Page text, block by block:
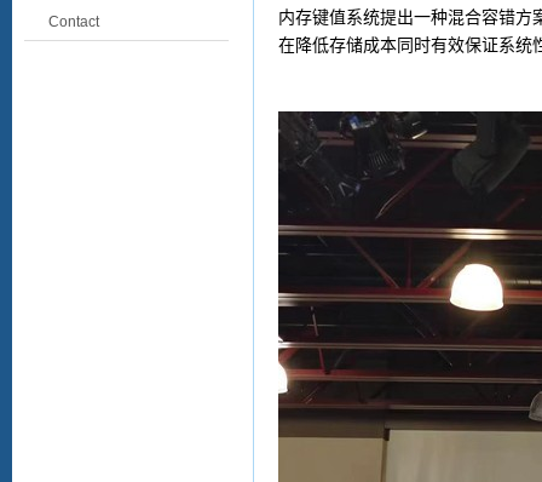
Contact
内存键值系统提出一种混合容错
在降低存储成本同时有效保证系统